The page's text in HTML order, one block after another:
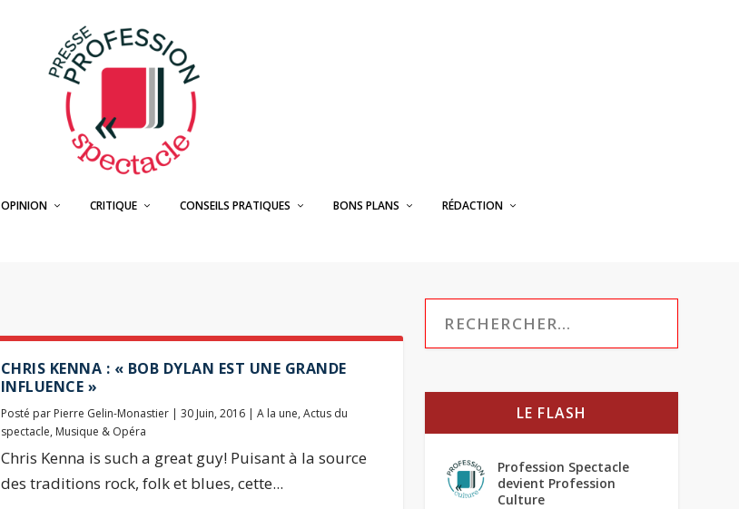
OPINION CRITIQUE CONSEILS PRATIQUES BONS PLANS RÉDACTION
CHRIS KENNA : « BOB DYLAN EST UNE GRANDE
INFLUENCE »
Posté par Pierre Gelin-Monastier| 30 Juin, 2016| A la une, Actus du
spectacle, Musique & Opéra
Chris Kenna is such a great guy! Puisant à la source
des traditions rock, folk et blues, cette...
LE FLASH
Profession Spectacle
devient Profession
Culture